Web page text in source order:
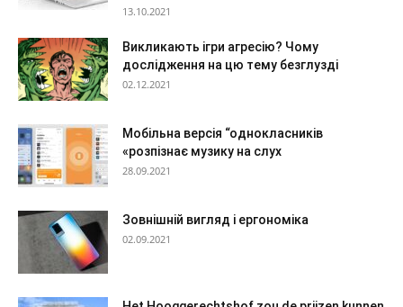
13.10.2021
Викликають ігри агресію? Чому
дослідження на цю тему безглузді
02.12.2021
Мобільна версія “однокласників
«розпізнає музику на слух
28.09.2021
Зовнішній вигляд і ергономіка
02.09.2021